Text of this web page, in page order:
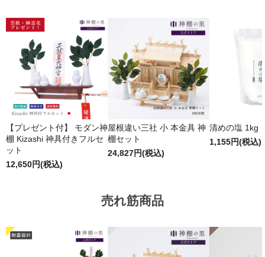
【プレゼント付】 モダン神
棚 Kizashi 神具付きフルセ
ット
12,650円(税込)
屋根違い三社 小 本金具 神
棚セット
24,827円(税込)
清めの塩 1kg
1,155円(税込)
売れ筋商品